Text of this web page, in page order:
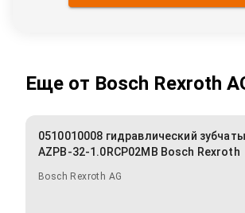
Еще от Bosch Rexroth
0510010008 гидравлический
AZPB-32-1.0RCP02MB Bosch Rexroth
Bosch Rexroth AG